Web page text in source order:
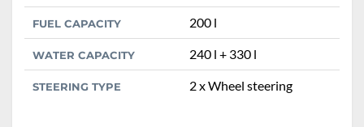
FUEL CAPACITY 200 l
WATER CAPACITY 240 l + 330 l
STEERING TYPE 2 x Wheel steering